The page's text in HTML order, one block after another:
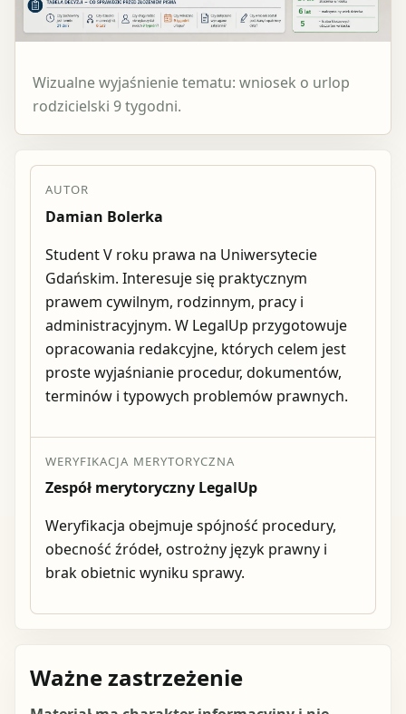
Wizualne wyjaśnienie tematu: wniosek o urlop
rodzicielski 9 tygodni.
AUTOR
Damian Bolerka
Student V roku prawa na Uniwersytecie
Gdańskim. Interesuje się praktycznym
prawem cywilnym, rodzinnym, pracy i
administracyjnym. W LegalUp przygotowuje
opracowania redakcyjne, których celem jest
proste wyjaśnianie procedur, dokumentów,
terminów i typowych problemów prawnych.
WERYFIKACJA MERYTORYCZNA
Zespół merytoryczny LegalUp
Weryfikacja obejmuje spójność procedury,
obecność źródeł, ostrożny język prawny i
brak obietnic wyniku sprawy.
Ważne zastrzeżenie